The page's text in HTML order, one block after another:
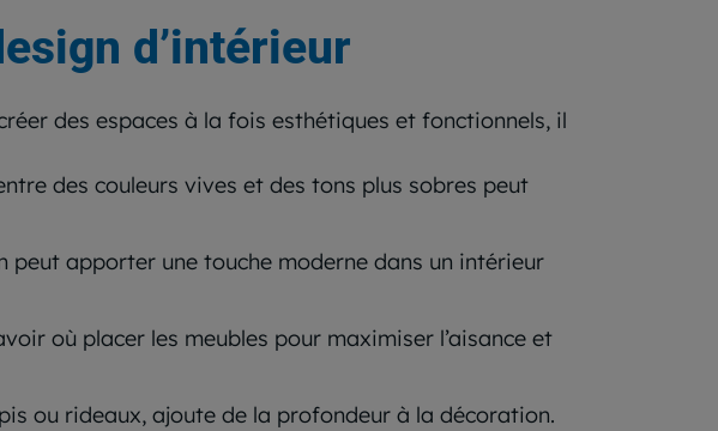
d’intérieur
des espaces à la fois esthétiques et fonctionnels, il
des couleurs vives et des tons plus sobres peut
peut apporter une touche moderne dans un intérieur
où placer les meubles pour maximiser l’aisance et
ou rideaux, ajoute de la profondeur à la décoration.